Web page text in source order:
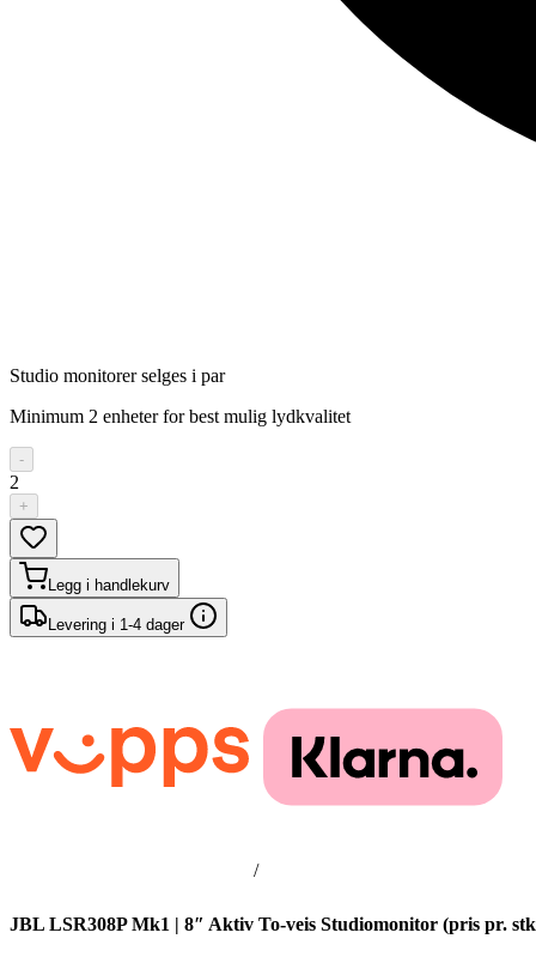
Studio monitorer selges i par
Minimum 2 enheter for best mulig lydkvalitet
-
2
+
Legg i handlekurv
Levering i 1-4 dager
/
JBL LSR308P Mk1 | 8″ Aktiv To-veis Studiomonitor (pris pr.